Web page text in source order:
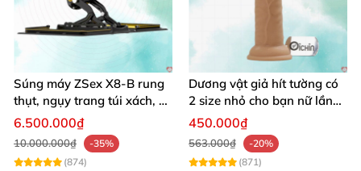
như Lovekiss. Đây là địa chỉ đáng tin cậy
với sản
phẩm đảm bảo chính hãng
, chất lượng cao, cùng
chính sách bảo mật thông tin khách hàngvà dịch vụ
giao hàng kín đáo.
Súng máy ZSex X8-B rung
thụt, ngụy trang túi xách, 9
chế độ rung đa dạng
6.500.000₫
10.000.000₫
-35%
(874)
Dương vật giả hít tường có
2 size nhỏ cho bạn nữ lần
đầu sử dụng
450.000₫
563.000₫
-20%
(871)